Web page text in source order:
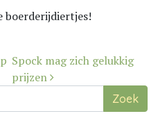
boerderijdiertjes!
Spock mag zich gelukkig
prijzen